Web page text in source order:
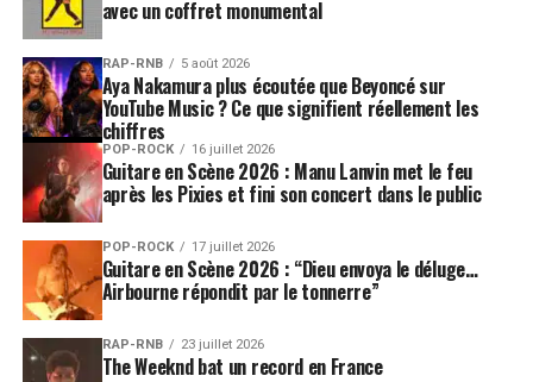
avec un coffret monumental
RAP-RNB 5 août 2026
Aya Nakamura plus écoutée que Beyoncé sur
YouTube Music ? Ce que signifient réellement les
chiffres
POP-ROCK 16 juillet 2026
Guitare en Scène 2026 : Manu Lanvin met le feu
après les Pixies et fini son concert dans le public
POP-ROCK 17 juillet 2026
Guitare en Scène 2026 : “Dieu envoya le déluge…
Airbourne répondit par le tonnerre”
RAP-RNB 23 juillet 2026
The Weeknd bat un record en France